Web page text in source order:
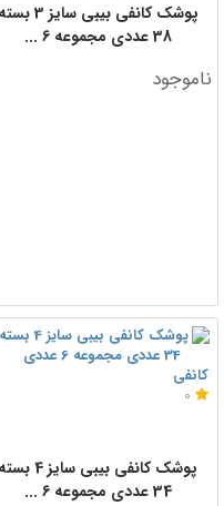
پوشک کانفی بیبی سایز 3 بسته
38 عددی مجموعه 6 ...
ناموجود
کانفی
0
پوشک کانفی بیبی سایز 4 بسته
34 عددی مجموعه 6 ...